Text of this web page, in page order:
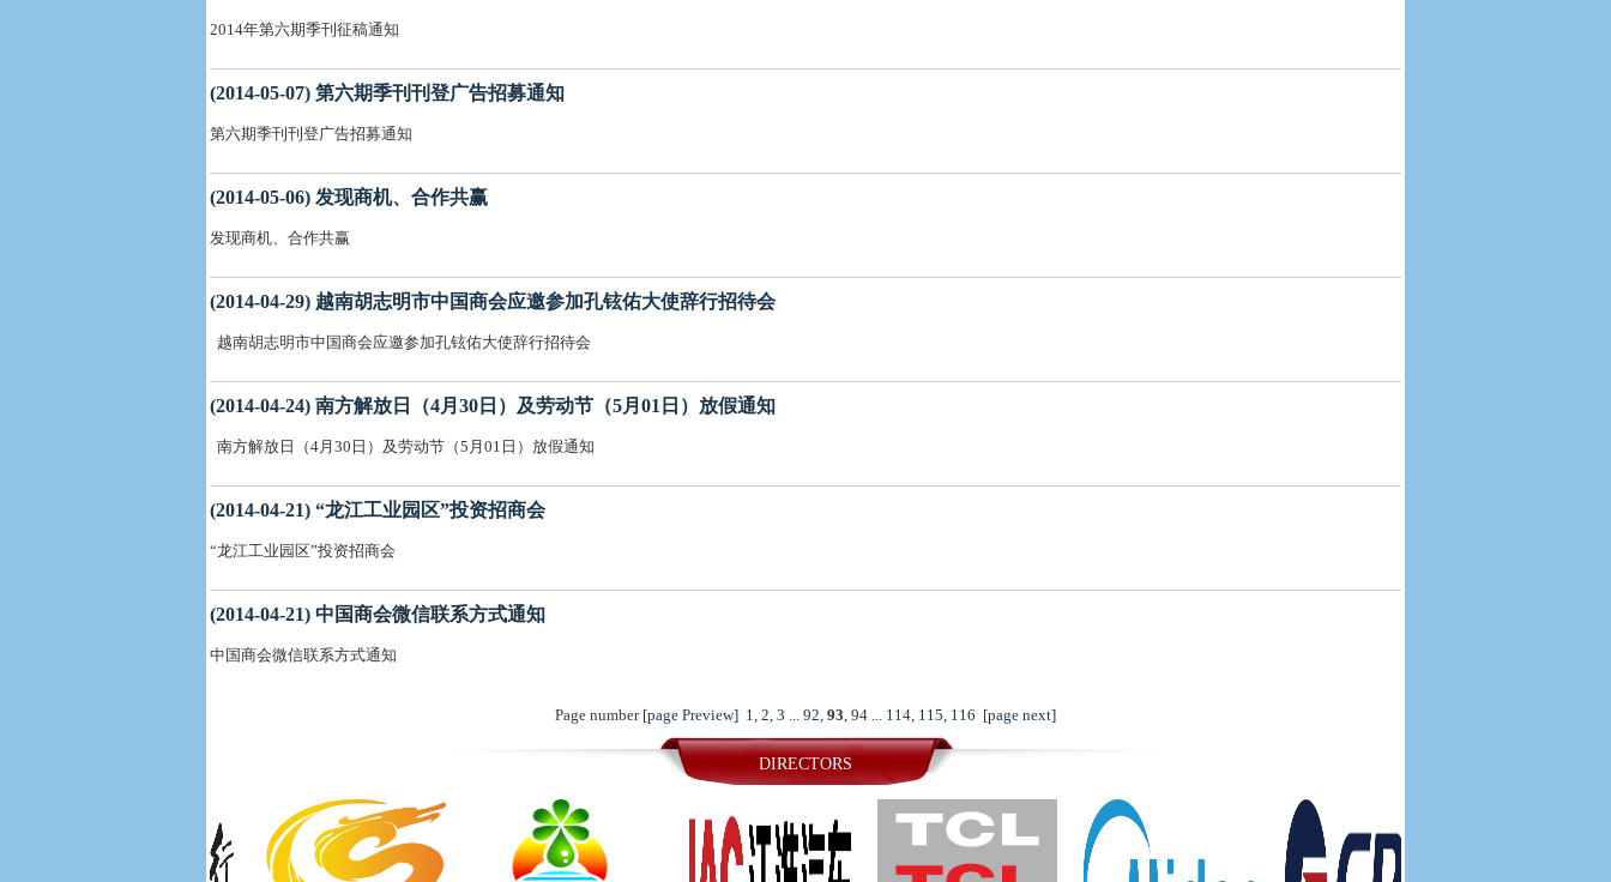
2014年第六期季刊征稿通知
(2014-05-07) 第六期季刊刊登广告招募通知
第六期季刊刊登广告招募通知
(2014-05-06) 发现商机、合作共赢
发现商机、合作共赢
(2014-04-29) 越南胡志明市中国商会应邀参加孔铉佑大使辞行招待会
越南胡志明市中国商会应邀参加孔铉佑大使辞行招待会
(2014-04-24) 南方解放日（4月30日）及劳动节（5月01日）放假通知
南方解放日（4月30日）及劳动节（5月01日）放假通知
(2014-04-21) “龙江工业园区”投资招商会
“龙江工业园区”投资招商会
(2014-04-21) 中国商会微信联系方式通知
中国商会微信联系方式通知
Page number [page Preview] 1, 2, 3 ... 92, 93, 94 ... 114, 115, 116 [page next]
DIRECTORS